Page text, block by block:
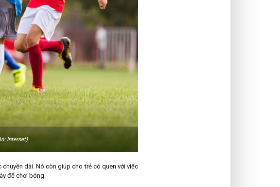
Internet)
dài. Nó còn giúp cho trẻ có quen với việc
để chơi bóng.